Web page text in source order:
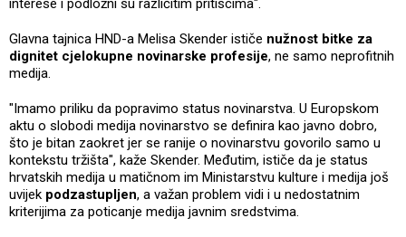
interese i podložni su različitim pritiscima".
Glavna tajnica HND-a Melisa Skender ističe nužnost bitke za
dignitet cjelokupne novinarske profesije, ne samo neprofitnih
medija.
"Imamo priliku da popravimo status novinarstva. U Europskom
aktu o slobodi medija novinarstvo se definira kao javno dobro,
što je bitan zaokret jer se ranije o novinarstvu govorilo samo u
kontekstu tržišta", kaže Skender. Međutim, ističe da je status
hrvatskih medija u matičnom im Ministarstvu kulture i medija još
uvijek podzastupljen, a važan problem vidi i u nedostatnim
kriterijima za poticanje medija javnim sredstvima.